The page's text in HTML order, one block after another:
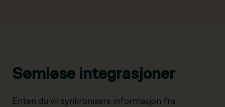
Sømløse integrasjoner
Enten du vil synkronisere informasjon fra